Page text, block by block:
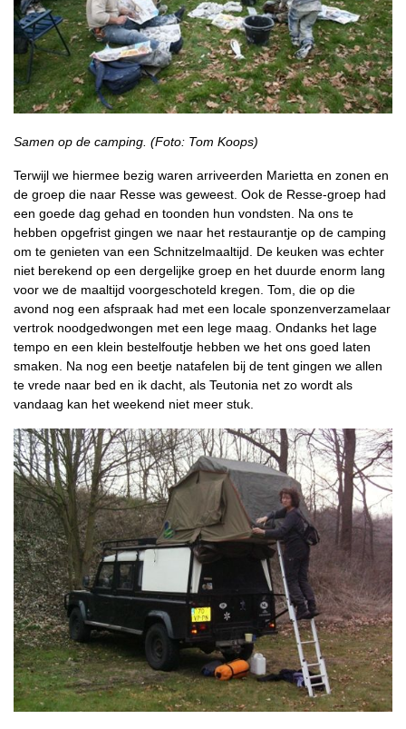
Samen op de camping. (Foto: Tom Koops)
Terwijl we hiermee bezig waren arriveerden Marietta en zonen en
de groep die naar Resse was geweest. Ook de Resse-groep had
een goede dag gehad en toonden hun vondsten. Na ons te
hebben opgefrist gingen we naar het restaurantje op de camping
om te genieten van een Schnitzelmaaltijd. De keuken was echter
niet berekend op een dergelijke groep en het duurde enorm lang
voor we de maaltijd voorgeschoteld kregen. Tom, die op die
avond nog een afspraak had met een locale sponzenverzamelaar
vertrok noodgedwongen met een lege maag. Ondanks het lage
tempo en een klein bestelfoutje hebben we het ons goed laten
smaken. Na nog een beetje natafelen bij de tent gingen we allen
te vrede naar bed en ik dacht, als Teutonia net zo wordt als
vandaag kan het weekend niet meer stuk.